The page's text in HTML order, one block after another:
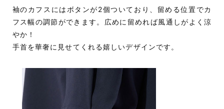
袖のカフスにはボタンが2個ついており、留める位置でカ
フス幅の調節ができます。広めに留めれば風通しがよく涼
やか！
手首を華奢に見せてくれる嬉しいデザインです。